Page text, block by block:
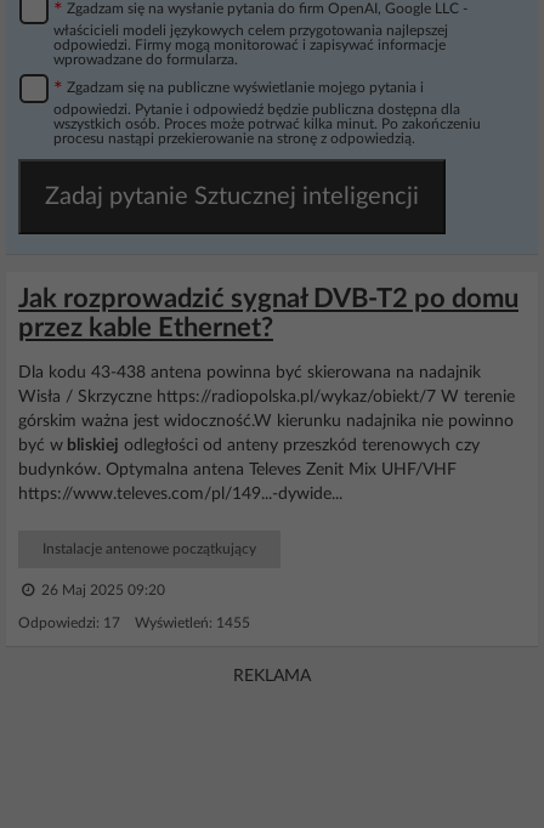
* Zgadzam się na wysłanie pytania do firm OpenAI, Google LLC -
właścicieli modeli językowych celem przygotowania najlepszej
odpowiedzi. Firmy mogą monitorować i zapisywać informacje
wprowadzane do formularza.
* Zgadzam się na publiczne wyświetlanie mojego pytania i
odpowiedzi. Pytanie i odpowiedź będzie publiczna dostępna dla
wszystkich osób. Proces może potrwać kilka minut. Po zakończeniu
procesu nastąpi przekierowanie na stronę z odpowiedzią.
Zadaj pytanie Sztucznej inteligencji
Jak rozprowadzić sygnał DVB-T2 po domu
przez kable Ethernet?
Dla kodu 43-438 antena powinna być skierowana na nadajnik
Wisła / Skrzyczne https://radiopolska.pl/wykaz/obiekt/7 W terenie
górskim ważna jest widoczność.W kierunku nadajnika nie powinno
być w bliskiej odległości od anteny przeszkód terenowych czy
budynków. Optymalna antena Televes Zenit Mix UHF/VHF
https://www.televes.com/pl/149...-dywide...
Instalacje antenowe początkujący
26 Maj 2025 09:20
Odpowiedzi: 17 Wyświetleń: 1455
REKLAMA